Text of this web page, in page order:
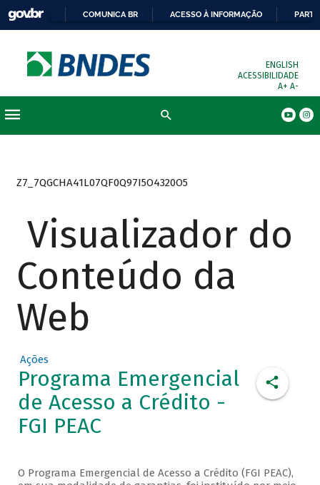
COMUNICA BR ACESSO À INFORMAÇÃO
ENGLISH
ACESSIBILIDADE
A+ A-
Z7_7QGCHA41L07QF0Q97I5O4320O5
Visualizador do
Conteúdo da
Web
Ações
Programa Emergencial
de Acesso a Crédito -
FGI PEAC
O Programa Emergencial de Acesso a Crédito (FGI PEAC),